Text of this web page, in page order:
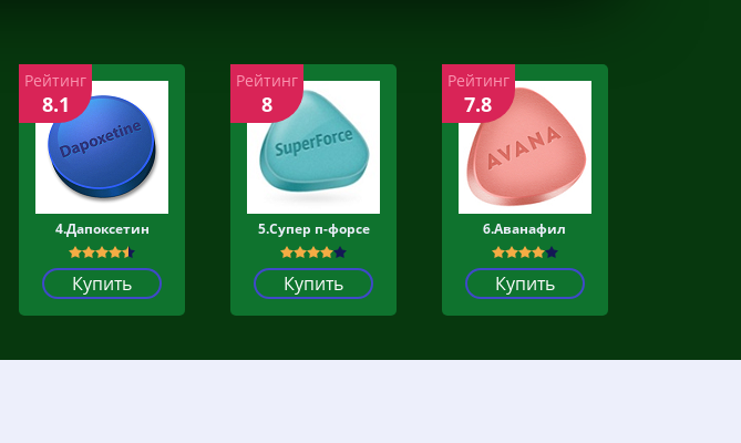
4.Дапоксетин
Купить
Рейтинг
8.1
5.Супер п-форсе
Купить
Рейтинг
8
6.Аванафил
Купить
Рейтинг
7.8